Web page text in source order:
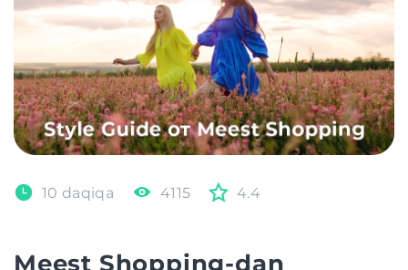
10 daqiqa 4115 4.4
Meest Shopping-dan